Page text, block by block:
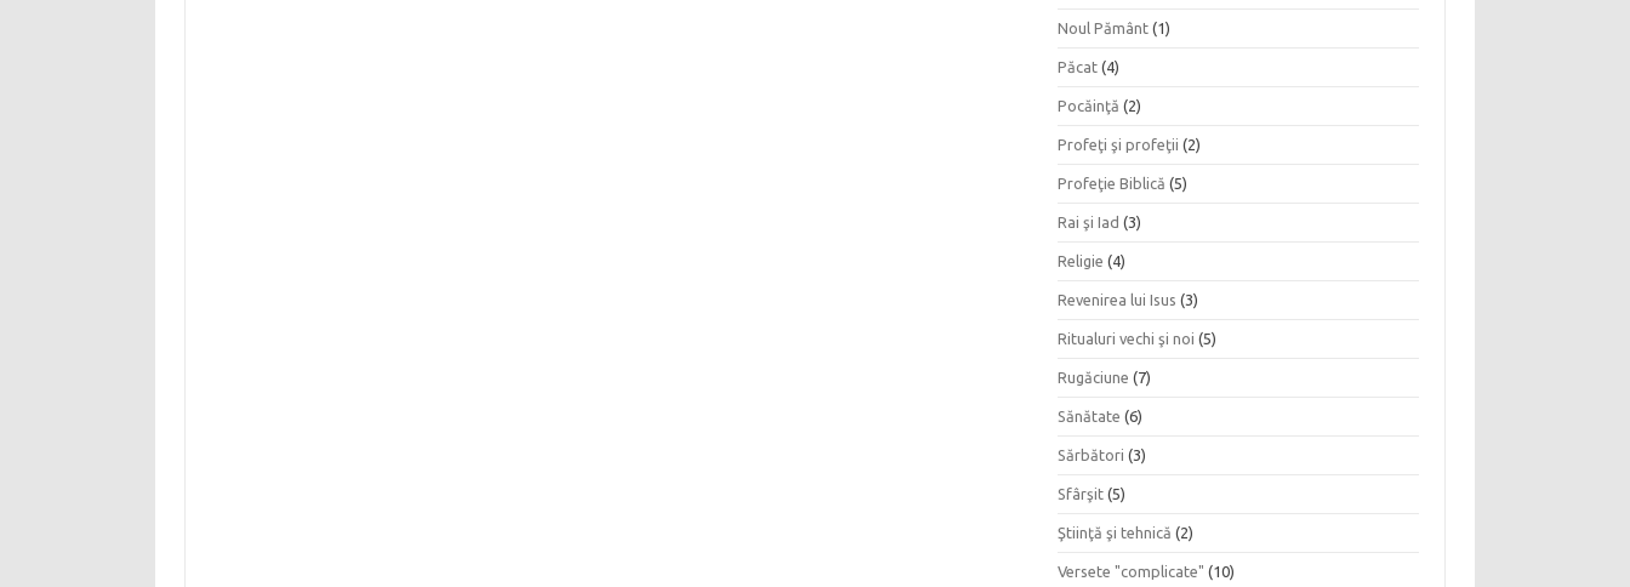
Noul Pământ (1)
Păcat (4)
Pocăinţă (2)
Profeţi şi profeţii (2)
Profeţie Biblică (5)
Rai şi Iad (3)
Religie (4)
Revenirea lui Isus (3)
Ritualuri vechi şi noi (5)
Rugăciune (7)
Sănătate (6)
Sărbători (3)
Sfârşit (5)
Ştiinţă şi tehnică (2)
Versete "complicate" (10)